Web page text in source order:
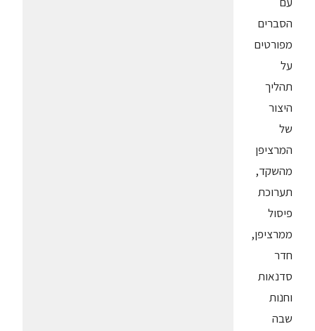
הסברים
מפורטים
על
תהליך
היצור
של
המרציפן
מהשקד,
תערוכת
פיסול
ממרציפן,
חדר
סדנאות
וחנות
שבה